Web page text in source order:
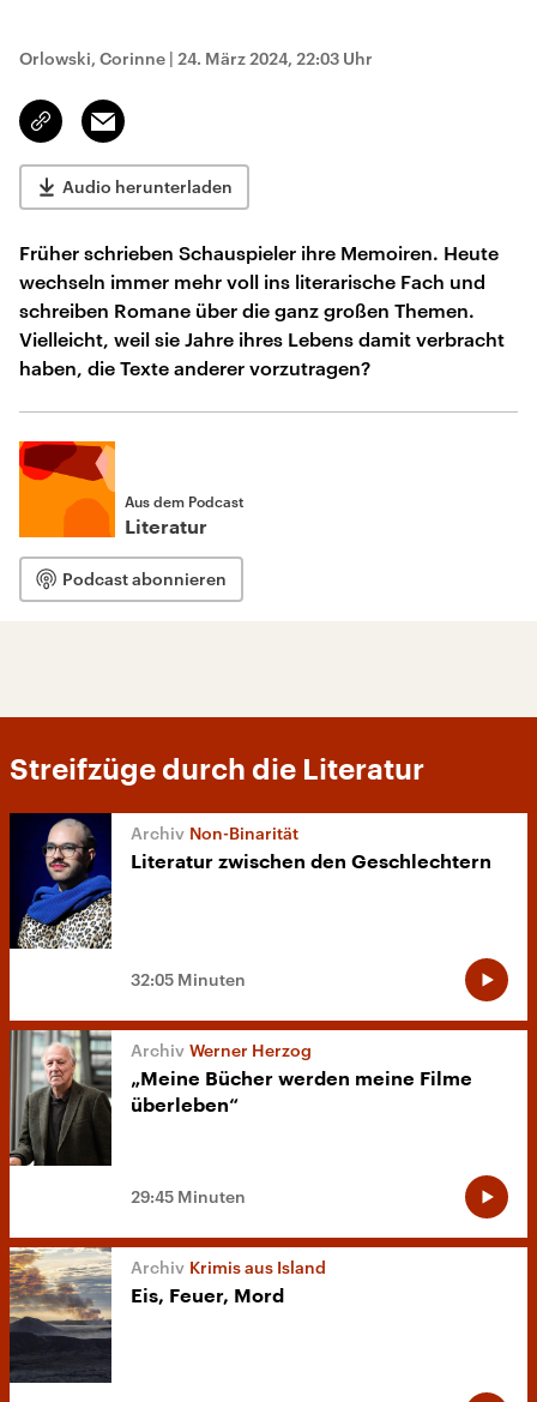
Orlowski, Corinne | 24. März 2024, 22:03 Uhr
Link
kopieren/teilen
Email
Audio herunterladen
Früher schrieben Schauspieler ihre Memoiren. Heute
wechseln immer mehr voll ins literarische Fach und
schreiben Romane über die ganz großen Themen.
Vielleicht, weil sie Jahre ihres Lebens damit verbracht
haben, die Texte anderer vorzutragen?
Aus dem Podcast
Literatur
Podcast abonnieren
Streifzüge durch die Literatur
Non-Binarität
Literatur zwischen den Geschlechtern
32:05 Minuten
Werner Herzog
„Meine Bücher werden meine Filme
überleben“
29:45 Minuten
Krimis aus Island
Eis, Feuer, Mord